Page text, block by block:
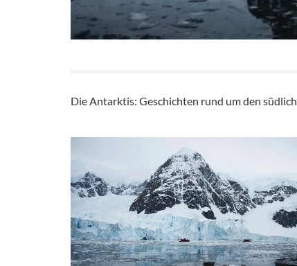
Die Antarktis: Geschichten rund um den